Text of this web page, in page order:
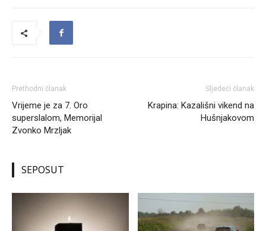
Prethodni članak
Vrijeme je za 7. Oro
superslalom, Memorijal
Zvonko Mrzljak
Sljedeći članak
Krapina: Kazališni vikend na
Hušnjakovom
SEPOSUT